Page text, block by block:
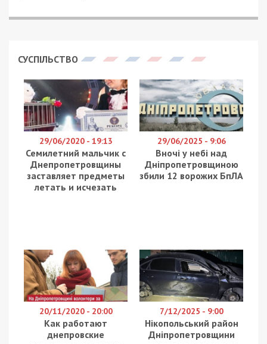
СУСПІЛЬСТВО
29/06/2020 - 19:13
Семилетний мальчик с
Днепропетровщины
заставляет предметы
летать и исчезать
29/06/2025 - 9:06
Вночі у небі над
Дніпропетровщиною
збили 12 ворожих БпЛА
20/11/2020 - 20:00
Как работают
днепровские
7/12/2025 - 9:00
Нікопольський район
Дніпропетровщини